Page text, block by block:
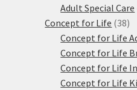
produktů
Adult Special Care
Concept for Life 3838
Concept for Life
Concept for Life
Concept for Life
Concept for Life